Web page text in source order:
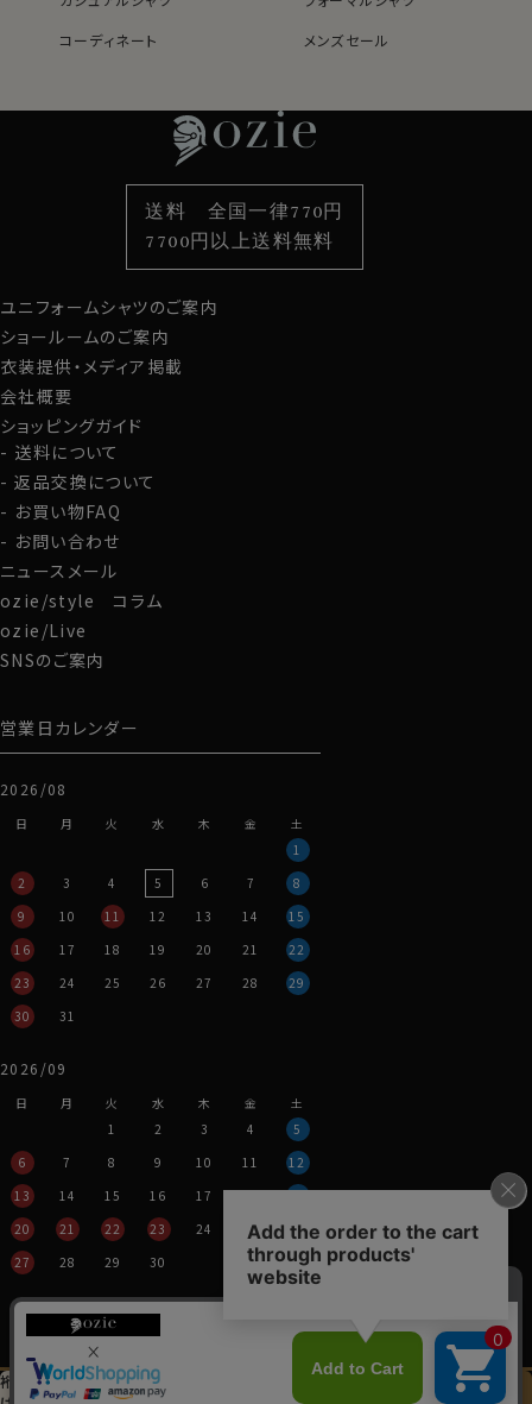
衿がきれいに開くように第2ボタンの位置を少し下げてい
さらに一番上にボタンのないスキッパータイプにて生産。
衿高をやや高くすることにより、より一層衿のロールが大
ノーネクタイ専用のややカジュアル度の高い商品であり
ながら、非常にエレガントなシャツです。
たテレワークスタイルにうってつけのシャツといえるでし
ょう。
WEBミーティングの画面映えも抜群です！
●スタイルについて
背ダーツ入りシャツ。
後ろ身頃にダーツを入れて、ウエスト部分をやや絞ったシ
ャツとして生産。
適度に絞ったウエストラインは細すぎず、それでいてダボ
つきのないシルエット。
着心地を考え、細いだけのシャツとは一線を画したつくり
になっています。
半袖口は折り返しをつけ、視覚的にシャープに見えるよう
な仕様になっています。
※43cm（LL）・45cm（3L）・47cm（4L）サイズにおいて
は絞りを若干ゆるくしております。
細さを気にせず一般的なLL・3L・4Lサイズと同じ感覚で
お選びください。
S-37・M-39・L-41・LL-43・3L-45・4L-47cm・全6サイ
ズにてご用意。(サイズ表C)
スポット商品につき再入荷はございませんのでご了承く
ださい。
40426
裄丈加工＆イニシャル刺繍
この商品を
コーディネート
メンズセール
袖・カフス型から選ぶ
色から選ぶ
柄から選ぶ
スタイルから選ぶ
カジュアルシャツ
定番シャツ
カフスボタン
サスペンダー
財布・名刺入れ
バッグ
ストール・マフラー
グローブ
ユニフォームシャツのご案内
ショールームのご案内
衣装提供・メディア掲載
会社概要
ショッピングガイド
送料について
返品交換について
お買い物FAQ
お問い合わせ
ニュースメール
ozie/style コラム
ozie/Live
SNSのご案内
営業日カレンダー
2026/08
日 月 火 水 木 金
土
1
2
3 4 5 6 7
8
9
10 11 12 13 14
15
16
17 18 19 20 21
22
23
24 25 26 27 28
29
30
31
2026/09
日 月 火 水 木 金
土
1
2 3 4
5
6
7 8 9 10 11
12
13
14 15 16 17 18
19
20
21 22 23 24 25
26
27
28 29 30
送料 全国一律770円
7700円以上送料無料
営業時間：平日11時～17時
定休日：土・日・祝
その都度表示させていただきます。